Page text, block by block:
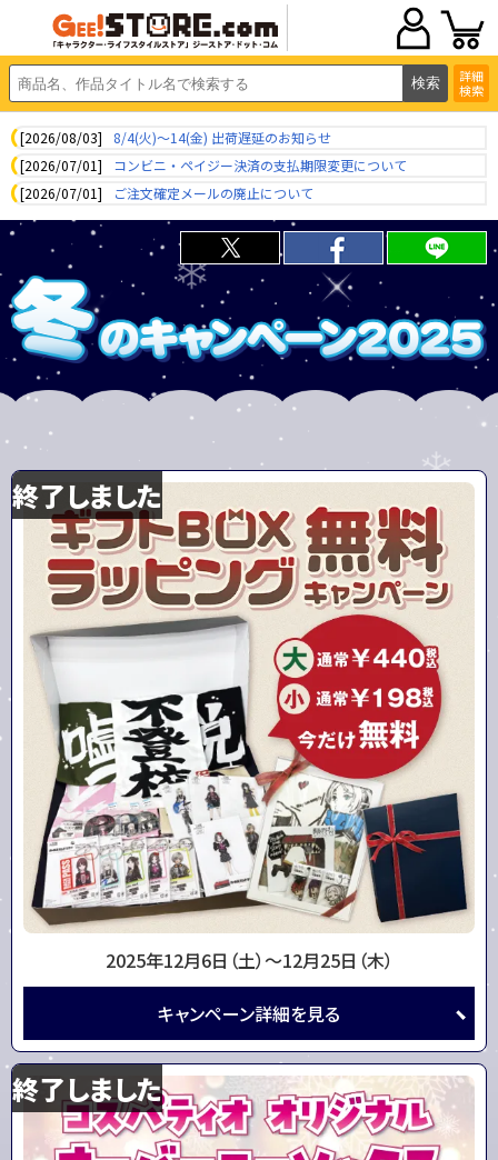
詳細
検索
[2026/08/03]
8/4(火)～14(金) 出荷遅延のお知らせ
[2026/07/01]
コンビニ・ペイジー決済の支払期限変更について
[2026/07/01]
ご注文確定メールの廃止について
2025年12月6日（土）～12月25日（木）
キャンペーン詳細を見る